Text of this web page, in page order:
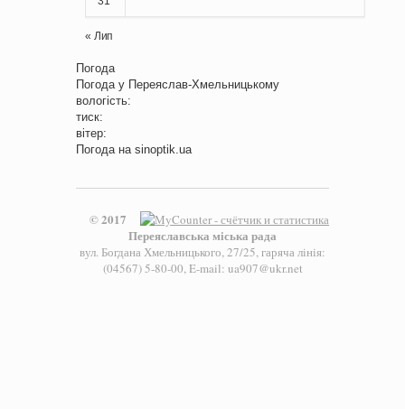
« Лип
Погода
Погода у Переяслав-Хмельницькому
вологість:
тиск:
вітер:
Погода на sinoptik.ua
© 2017
Переяславська міська рада
вул. Богдана Хмельницького, 27/25, гаряча лінія:
(04567) 5-80-00, E-mail: ua907@ukr.net